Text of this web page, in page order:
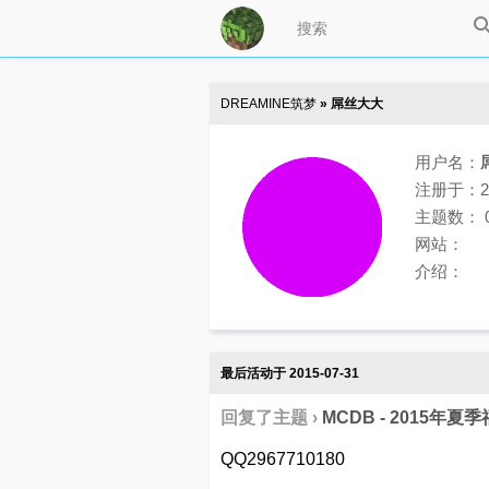
DREAMINE筑梦 » 屌丝大大
用户名：
注册于：
主题数
网站：
介绍：
最后活动于 2015-07-31
回复了主题 › MCDB - 2015年夏季
QQ2967710180